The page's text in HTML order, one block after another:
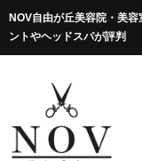
NOV自由が丘美容院・美
ントやヘッドスパが評判